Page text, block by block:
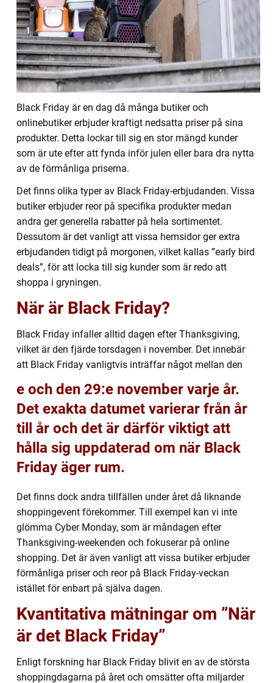
Black Friday är en dag då många butiker och
onlinebutiker erbjuder kraftigt nedsatta priser på sina
produkter. Detta lockar till sig en stor mängd kunder
som är ute efter att fynda inför julen eller bara dra nytta
av de förmånliga priserna.
Det finns olika typer av Black Friday-erbjudanden. Vissa
butiker erbjuder reor på specifika produkter medan
andra ger generella rabatter på hela sortimentet.
Dessutom är det vanligt att vissa hemsidor ger extra
erbjudanden tidigt på morgonen, vilket kallas ”early bird
deals”, för att locka till sig kunder som är redo att
shoppa i gryningen.
När är Black Friday?
Black Friday infaller alltid dagen efter Thanksgiving,
vilket är den fjärde torsdagen i november. Det innebär
att Black Friday vanligtvis inträffar något mellan den
e och den 29:e november varje år.
Det exakta datumet varierar från år
till år och det är därför viktigt att
hålla sig uppdaterad om när Black
Friday äger rum.
Det finns dock andra tillfällen under året då liknande
shoppingevent förekommer. Till exempel kan vi inte
glömma Cyber Monday, som är måndagen efter
Thanksgiving-weekenden och fokuserar på online
shopping. Det är även vanligt att vissa butiker erbjuder
förmånliga priser och reor på Black Friday-veckan
istället för enbart på själva dagen.
Kvantitativa mätningar om ”När
är det Black Friday”
Enligt forskning har Black Friday blivit en av de största
shoppingdagarna på året och omsätter ofta miljarder